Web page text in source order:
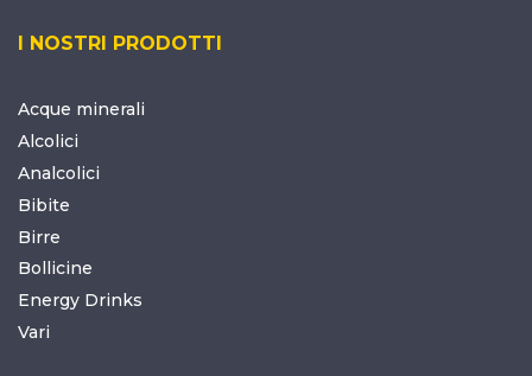
I NOSTRI PRODOTTI
Acque minerali
Alcolici
Analcolici
Bibite
Birre
Bollicine
Energy Drinks
Vari